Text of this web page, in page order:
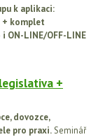
k aplikaci:
+ komplet
ON-LINE/OFF-LINE
+
dovozce,
pro praxi.Seminář